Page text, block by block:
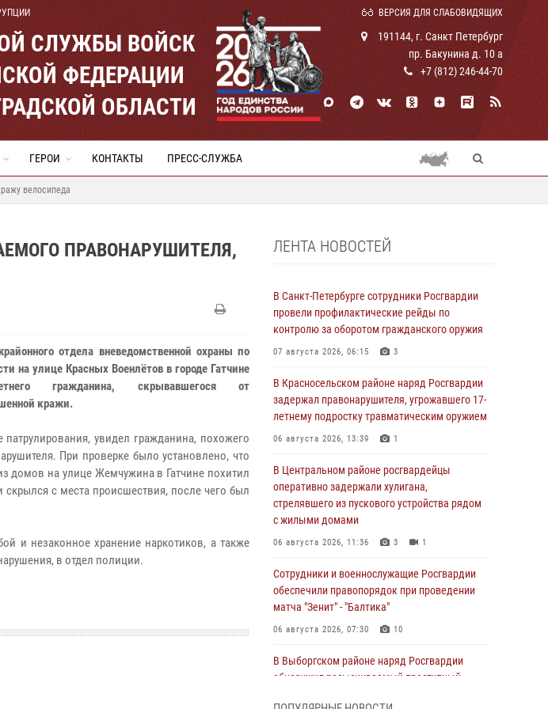
ВЕРСИЯ ДЛЯ СЛАБОВИДЯЩИХ
СЛУЖБЫ ВОЙСК
ФЕДЕРАЦИИ
ОБЛАСТИ
191144, г. Санкт Петербург
пр. Бакунина д. 10 а
+7 (812) 246-44-70
ГЕРОИ КОНТАКТЫ ПРЕСС-СЛУЖБА
велосипеда
ПРАВОНАРУШИТЕЛЯ,
отдела вневедомственной охраны по
на улице Красных Военлётов в городе Гатчине
гражданина, скрывавшегося от
кражи.
увидел гражданина, похожего
При проверке было установлено, что
домов на улице Жемчужина в Гатчине похитил
с места происшествия, после чего был
и незаконное хранение наркотиков, а также
в отдел полиции.​​​​​​​
ЛЕНТА НОВОСТЕЙ
В Санкт-Петербурге сотрудники Росгвардии
провели профилактические рейды по
контролю за оборотом гражданского оружия
07 августа 2026, 06:15 3
В Красносельском районе наряд Росгвардии
задержал правонарушителя, угрожавшего 17-
летнему подростку травматическим оружием
06 августа 2026, 13:39 1
В Центральном районе росгвардейцы
оперативно задержали хулигана,
стрелявшего из пускового устройства рядом
с жилыми домами
06 августа 2026, 11:36 3 1
Сотрудники и военнослужащие Росгвардии
обеспечили правопорядок при проведении
матча "Зенит" - "Балтика"
06 августа 2026, 07:30 10
В Выборгском районе наряд Росгвардии
обнаружил разыскиваемый преступный